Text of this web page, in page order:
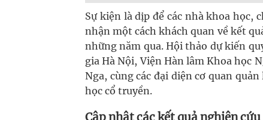
Sự kiện là dịp để các nhà khoa học,
nhận một cách khách quan về kết
những năm qua. Hội thảo dự kiến
gia Hà Nội, Viện Hàn lâm Khoa học
Nga, cùng các đại diện cơ quan
học cổ truyền.